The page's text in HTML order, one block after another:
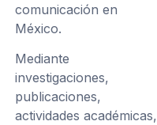
comunicación en
México.
Mediante
investigaciones,
publicaciones,
actividades académicas,